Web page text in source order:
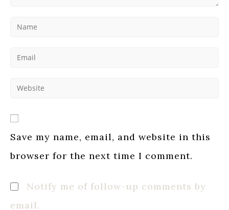
your
comment
your
address
your
URL
(optional)
Save my name, email, and website in this
browser for the next time I comment.
Notify me of follow-up comments by
email.